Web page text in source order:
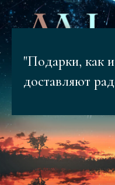
"Подарки, как
доставляют